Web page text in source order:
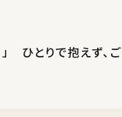
ひとりで抱えず、ご